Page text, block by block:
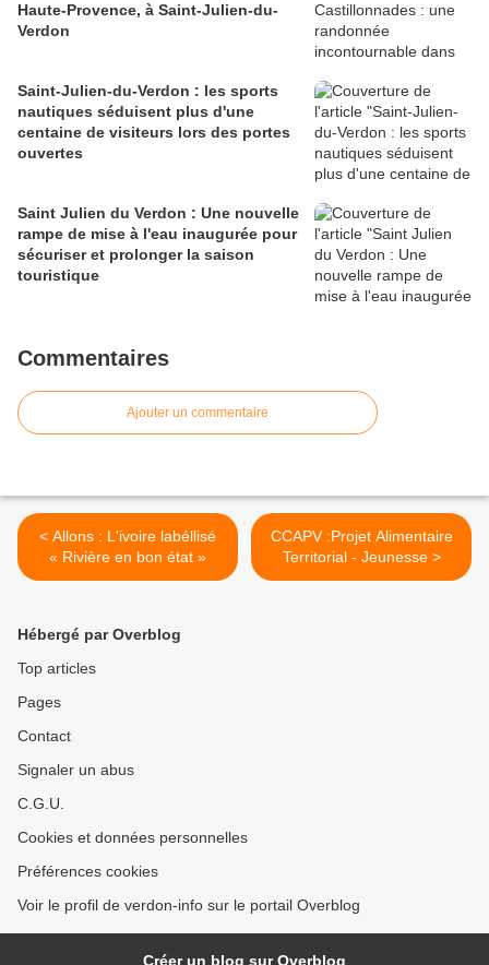
Haute-Provence, à Saint-Julien-du-
Verdon
Saint-Julien-du-Verdon : les sports
nautiques séduisent plus d'une
centaine de visiteurs lors des portes
ouvertes
Saint Julien du Verdon : Une nouvelle
rampe de mise à l'eau inaugurée pour
sécuriser et prolonger la saison
touristique
Commentaires
Ajouter un commentaire
< Allons : L'ivoire labéllisé
« Rivière en bon état »
CCAPV :Projet Alimentaire
Territorial - Jeunesse >
Hébergé par Overblog
Top articles
Pages
Contact
Signaler un abus
C.G.U.
Cookies et données personnelles
Préférences cookies
Voir le profil de verdon-info sur le portail Overblog
Créer un blog sur Overblog